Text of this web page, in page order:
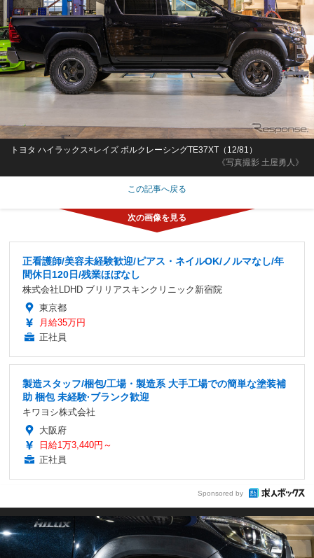
《写真撮影 土屋勇人》
トヨタ ハイラックス×レイズ ボルクレーシングTE37XT（12/81）
この記事へ戻る
正看護師/美容未経験歓迎/ピアス・ネイルOK/ノルマなし/年
間休日120日/残業ほぼなし
株式会社LDHD ブリリアスキンクリニック新宿院
東京都
月給35万円
正社員
製造スタッフ/梱包/工場・製造系 大手工場での簡単な塗装補
助 梱包 未経験·ブランク歓迎
キワヨシ株式会社
大阪府
日給1万3,440円～
正社員
Sponsored by